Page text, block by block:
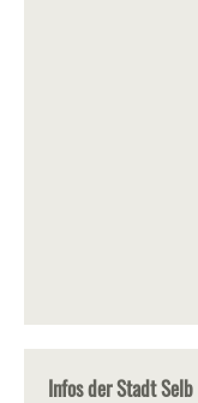
Infos der Stadt Selb